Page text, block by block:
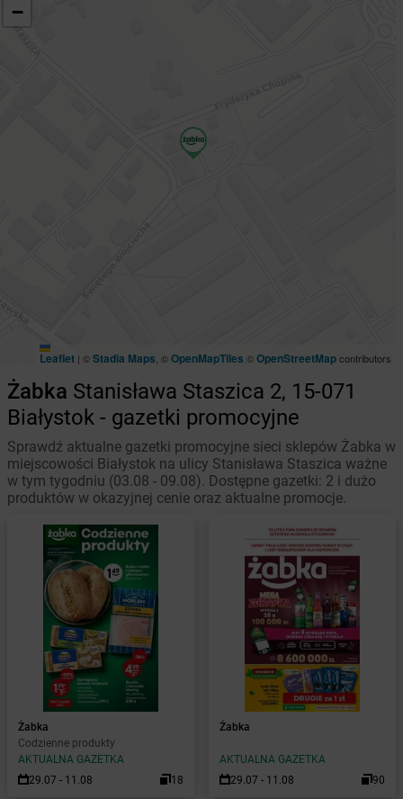
−
Leaflet | ©Stadia Maps , ©OpenMapTiles ©OpenStreetMapcontributors
Żabka Stanisława Staszica 2, 15-071
Białystok - gazetki promocyjne
Sprawdź aktualne gazetki promocyjne sieci sklepów Żabka w
miejscowości Białystok na ulicy Stanisława Staszica ważne
w tym tygodniu (03.08 - 09.08). Dostępne gazetki: 2 i dużo
produktów w okazyjnej cenie oraz aktualne promocje.
Żabka
Codzienne produkty
AKTUALNA GAZETKA
29.07 - 11.08
18
Żabka
AKTUALNA GAZETKA
29.07 - 11.08
90